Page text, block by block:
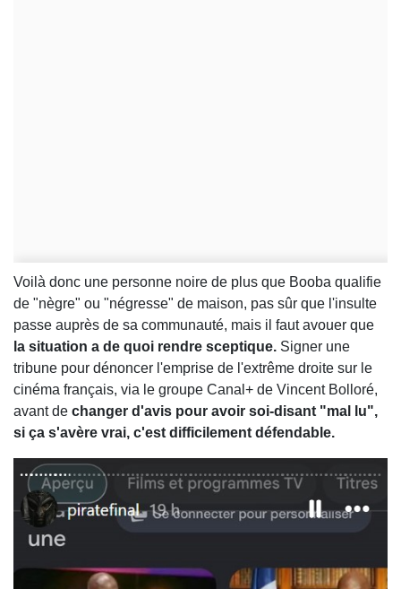
Voilà donc une personne noire de plus que Booba qualifie
de "nègre" ou "négresse" de maison, pas sûr que l'insulte
passe auprès de sa communauté, mais il faut avouer que
la situation a de quoi rendre sceptique. Signer une
tribune pour dénoncer l'emprise de l'extrême droite sur le
cinéma français, via le groupe Canal+ de Vincent Bolloré,
avant de changer d'avis pour avoir soi-disant "mal lu",
si ça s'avère vrai, c'est difficilement défendable.